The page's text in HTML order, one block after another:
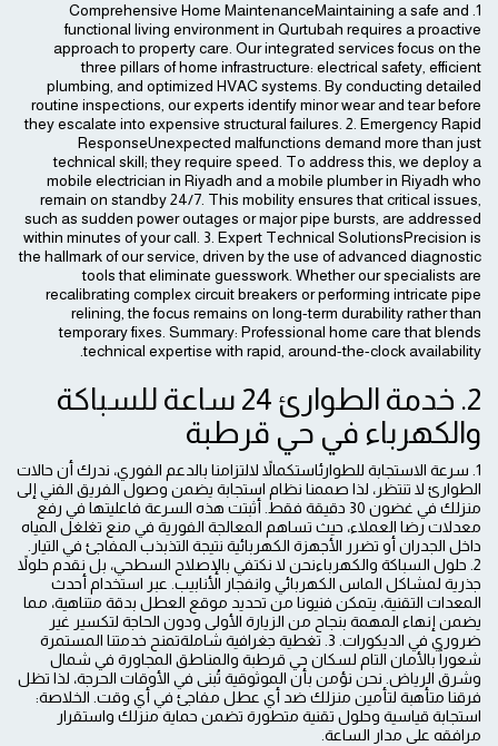
1. Comprehensive Home MaintenanceMaintaining a safe and
functional living environment in Qurtubah requires a proactive
approach to property care. Our integrated services focus on the
three pillars of home infrastructure: electrical safety, efficient
plumbing, and optimized HVAC systems. By conducting detailed
routine inspections, our experts identify minor wear and tear before
they escalate into expensive structural failures. 2. Emergency Rapid
ResponseUnexpected malfunctions demand more than just
technical skill; they require speed. To address this, we deploy a
mobile electrician in Riyadh and a mobile plumber in Riyadh who
remain on standby 24/7. This mobility ensures that critical issues,
such as sudden power outages or major pipe bursts, are addressed
within minutes of your call. 3. Expert Technical SolutionsPrecision is
the hallmark of our service, driven by the use of advanced diagnostic
tools that eliminate guesswork. Whether our specialists are
recalibrating complex circuit breakers or performing intricate pipe
relining, the focus remains on long-term durability rather than
temporary fixes. Summary: Professional home care that blends
technical expertise with rapid, around-the-clock availability.
2. خدمة الطوارئ 24 ساعة للسباكة
والكهرباء في حي قرطبة
1. سرعة الاستجابة للطوارئاستكمالاً لالتزامنا بالدعم الفوري، ندرك أن حالات
الطوارئ لا تنتظر، لذا صممنا نظام استجابة يضمن وصول الفريق الفني إلى
منزلك في غضون 30 دقيقة فقط. أثبتت هذه السرعة فاعليتها في رفع
معدلات رضا العملاء، حيث تساهم المعالجة الفورية في منع تغلغل المياه
داخل الجدران أو تضرر الأجهزة الكهربائية نتيجة التذبذب المفاجئ في التيار.
2. حلول السباكة والكهرباءنحن لا نكتفي بالإصلاح السطحي، بل نقدم حلولاً
جذرية لمشاكل الماس الكهربائي وانفجار الأنابيب. عبر استخدام أحدث
المعدات التقنية، يتمكن فنيونا من تحديد موقع العطل بدقة متناهية، مما
يضمن إنهاء المهمة بنجاح من الزيارة الأولى ودون الحاجة لتكسير غير
ضروري في الديكورات. 3. تغطية جغرافية شاملةتمنح خدمتنا المستمرة
شعوراً بالأمان التام لسكان حي قرطبة والمناطق المجاورة في شمال
وشرق الرياض. نحن نؤمن بأن الموثوقية تُبنى في الأوقات الحرجة، لذا تظل
فرقنا متأهبة لتأمين منزلك ضد أي عطل مفاجئ في أي وقت. الخلاصة:
استجابة قياسية وحلول تقنية متطورة تضمن حماية منزلك واستقرار
مرافقه على مدار الساعة.